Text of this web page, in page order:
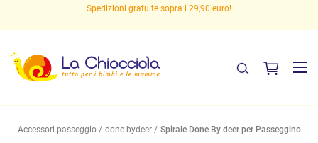
Spedizioni gratuite sopra i 29,90 euro!
Accessori passeggio done bydeer Spirale Done By deer per Passeggino